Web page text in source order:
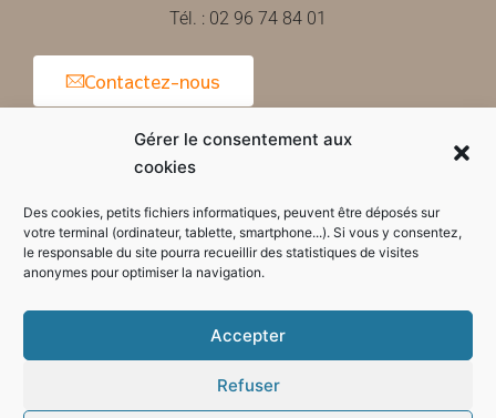
Gérer le consentement aux
cookies
Des cookies, petits fichiers informatiques, peuvent être déposés sur
votre terminal (ordinateur, tablette, smartphone...). Si vous y consentez,
le responsable du site pourra recueillir des statistiques de visites
anonymes pour optimiser la navigation.
Accepter
Refuser
Tél. : 02 96 74 84 01
Contactez-nous
Horaires d'ouverture de la mairie